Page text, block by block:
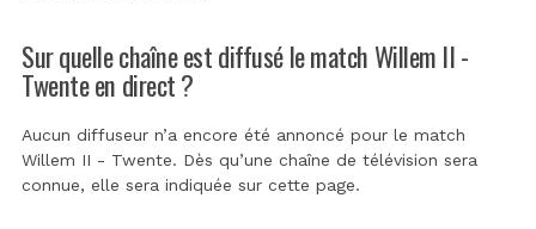
Sur quelle chaîne est diffusé le match Willem II -
Twente en direct ?
Aucun diffuseur n’a encore été annoncé pour le match
Willem II - Twente. Dès qu’une chaîne de télévision sera
connue, elle sera indiquée sur cette page.